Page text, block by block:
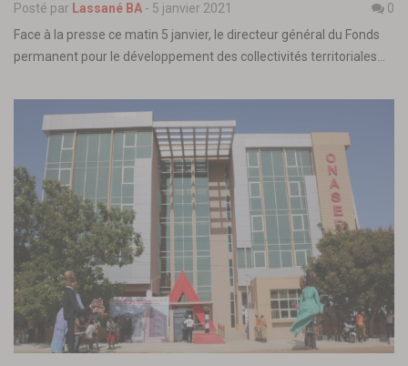
Posté par Lassané BA - 5 janvier 2021
0
Face à la presse ce matin 5 janvier, le directeur général du Fonds
permanent pour le développement des collectivités territoriales…